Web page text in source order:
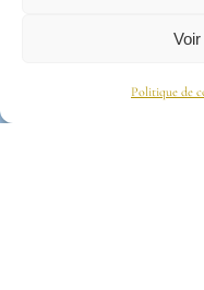
Politique de